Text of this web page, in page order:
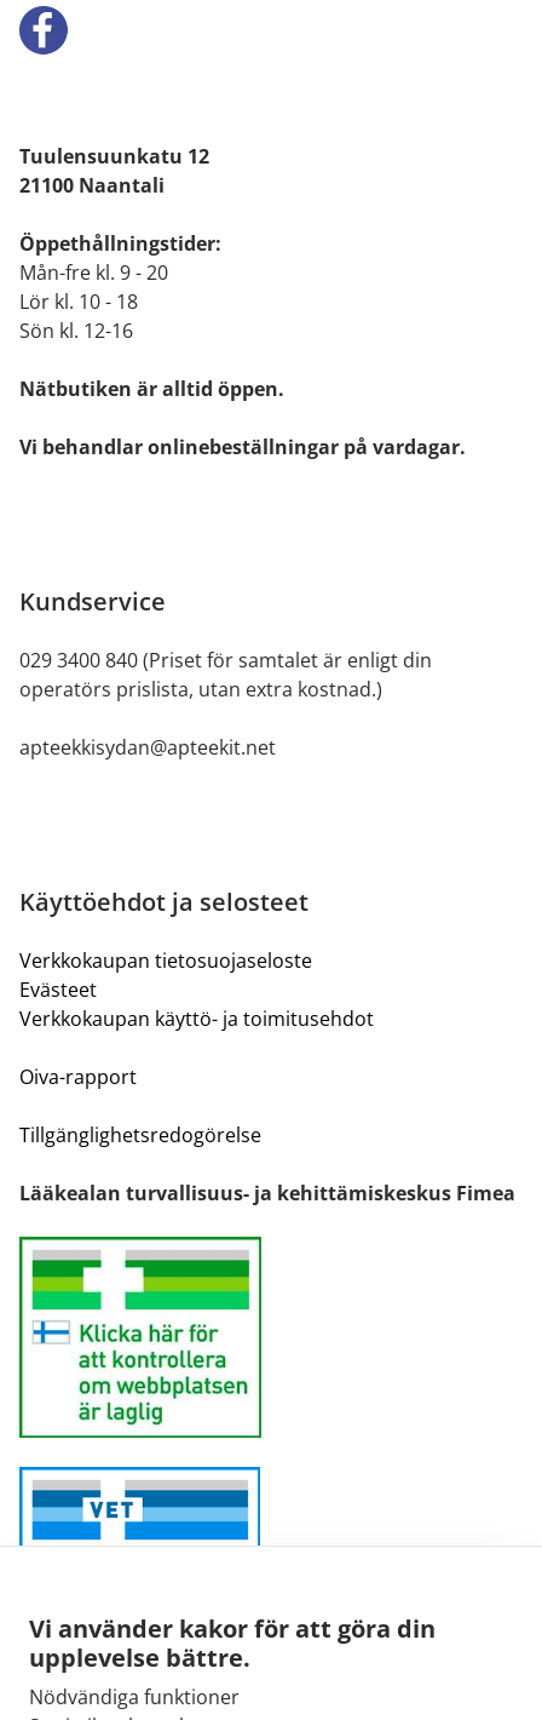
Vi använder kakor för att göra din
upplevelse bättre.
Nödvändiga funktioner
Tuulensuunkatu 12
21100 Naantali
Öppethållningstider:
Mån-fre kl. 9 - 20
Lör kl. 10 - 18
Sön kl. 12-16
Nätbutiken är alltid öppen.
Vi behandlar onlinebeställningar på vardagar.
Kundservice
029 3400 840 (Priset för samtalet är enligt din
operatörs prislista, utan extra kostnad.)
apteekkisydan@apteekit.net
Käyttöehdot ja selosteet
Verkkokaupan tietosuojaseloste
Evästeet
Verkkokaupan käyttö- ja toimitusehdot
Oiva-rapport
Tillgänglighetsredogörelse
Lääkealan turvallisuus- ja kehittämiskeskus Fimea
Sähköpostiosoite: